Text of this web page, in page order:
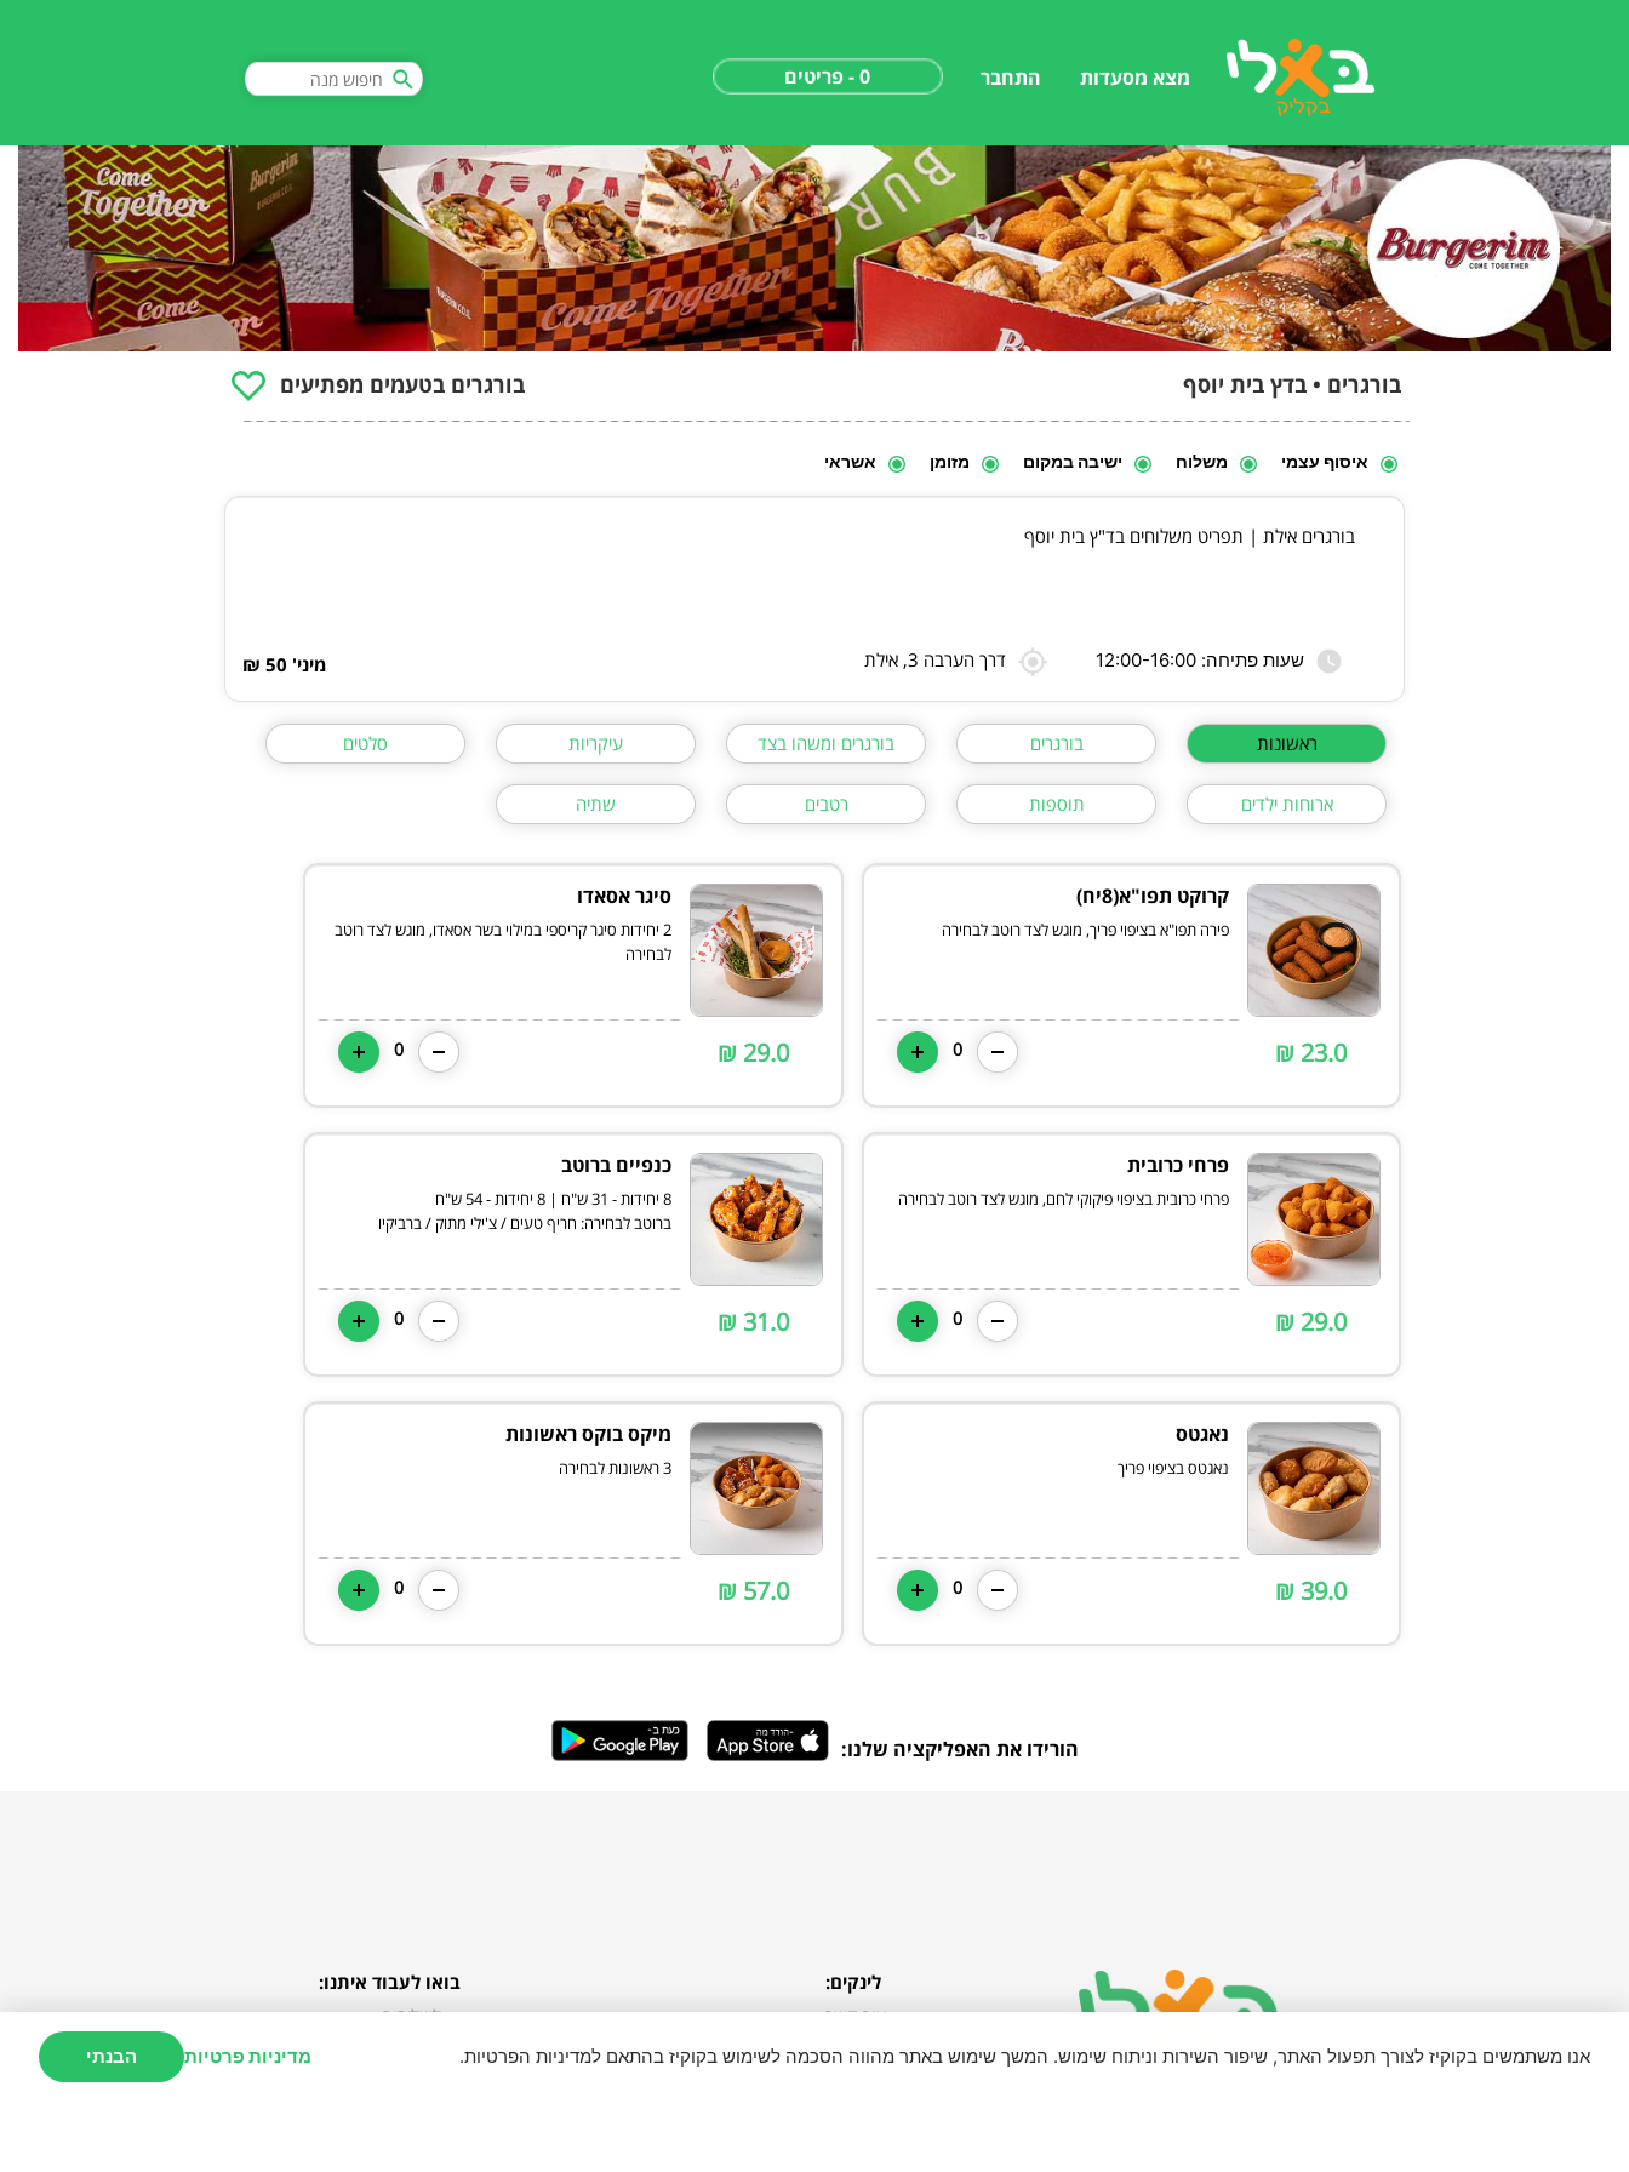
מצא מסעדות התחבר 0 - פריטים
בורגרים בטעמים מפתיעים בורגרים • בדץ בית יוסף
איסוף עצמי משלוח ישיבה במקום מזומן אשראי
בורגרים אילת | תפריט משלוחים בד"ץ בית יוסף
שעות פתיחה: 12:00-16:00 דרך הערבה 3, אילת מיני' 50 ₪
ראשונות בורגרים בורגרים ומשהו בצד עיקריות סלטים
ארוחות ילדים תוספות רטבים שתיה
קרוקט תפו"א(8יח)
פירה תפו"א בציפוי פריך, מוגש לצד רוטב לבחירה
23.0 ₪
0
סיגר אסאדו
2 יחידות סיגר קריספי במילוי בשר אסאדו, מוגש לצד רוטב
לבחירה
29.0 ₪
0
פרחי כרובית
פרחי כרובית בציפוי פיקוקי לחם, מוגש לצד רוטב לבחירה
29.0 ₪
0
כנפיים ברוטב
ברוטב לבחירה: חריף טעים / צ'ילי מתוק / ברביקיו
31.0 ₪
0
נאגטס
נאגטס בציפוי פריך
39.0 ₪
0
מיקס בוקס ראשונות
3 ראשונות לבחירה
57.0 ₪
0
הורידו את האפליקציה שלנו:
לינקים:
צור קשר
בואו לעבוד איתנו:
לשליחים
אנו משתמשים בקוקיז לצורך תפעול האתר, שיפור השירות וניתוח שימוש. המשך שימוש באתר מהווה הסכמה לשימוש בקוקיז בהתאם למדיניות הפרטיות. מדיניות פרטיות הבנתי